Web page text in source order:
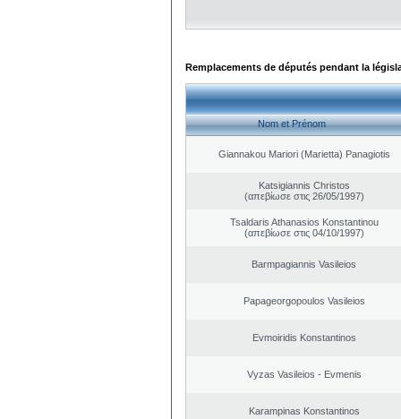
Remplacements de députés pendant la
Nom et Prénom
Giannakou Mariori (Marietta) Panagiotis
Katsigiannis Christos
(απεβίωσε στις 26/05/1997)
Tsaldaris Athanasios Konstantinou
(απεβίωσε στις 04/10/1997)
Barmpagiannis Vasileios
Papageorgopoulos Vasileios
Evmoiridis Konstantinos
Vyzas Vasileios - Evmenis
Karampinas Konstantinos